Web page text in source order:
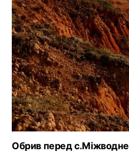
Обрив перед с.Міжводне